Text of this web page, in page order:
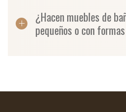
¿Hacen muebles de
pequeños o con